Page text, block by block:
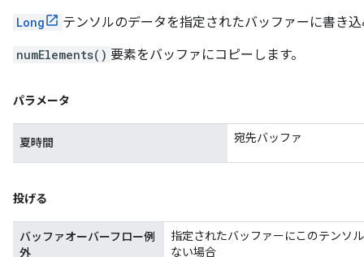
Long テンソルのデータを指定されたバッファーに書き込
numElements() 要素をバッファにコピーします。
パラメータ
夏時間 宛先バッファ
投げる
バッファオーバーフロー例
外
指定されたバッファーにこのテンソ
ない場合